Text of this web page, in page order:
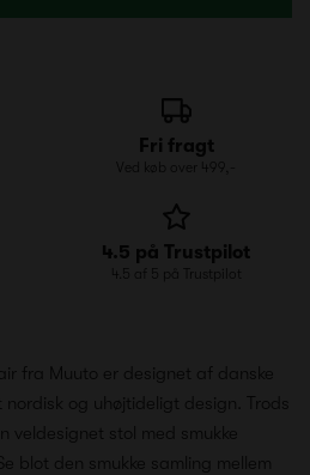
Fri fragt
Ved køb over 499,-
4.5 på Trustpilot
4.5 af 5 på Trustpilot
fra Muuto er designet af danske
og uhøjtideligt design. Trods
veldesignet stol med smukke
blot den smukke samling mellem